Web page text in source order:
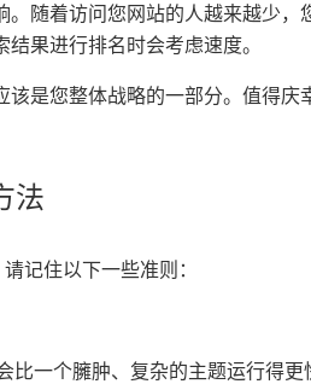
随着访问您网站的人越来越少
果进行排名时会考虑速度。
是您整体战略的一部分。值得
法
记住以下一些准则：
一个臃肿、复杂的主题运行得